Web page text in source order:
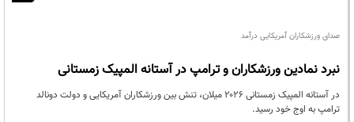
صدای ورزشکاران آمریکایی درآمد
نبرد نمادین ورزشکاران و ترامپ در آستانه المپیک زمستانی
در آستانه المپیک زمستانی ۲۰۲۶ میلان، تنش بین ورزشکاران آمریکایی و دولت دونالد
ترامپ به اوج خود رسید.